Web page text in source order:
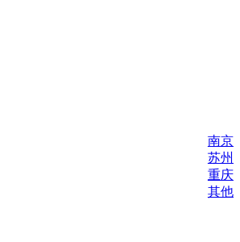
南京
苏州
重庆
其他